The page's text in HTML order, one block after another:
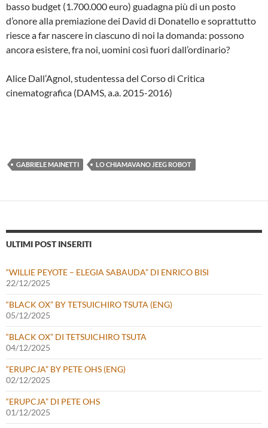
basso budget (1.700.000 euro) guadagna più di un posto
d’onore alla premiazione dei David di Donatello e soprattutto
riesce a far nascere in ciascuno di noi la domanda: possono
ancora esistere, fra noi, uomini così fuori dall’ordinario?
Alice Dall’Agnol, studentessa del Corso di Critica
cinematografica (DAMS, a.a. 2015-2016)
GABRIELE MAINETTI LO CHIAMAVANO JEEG ROBOT
ULTIMI POST INSERITI
“WILLIE PEYOTE – ELEGIA SABAUDA” DI ENRICO BISI
22/12/2025
“BLACK OX” BY TETSUICHIRO TSUTA (ENG)
05/12/2025
“BLACK OX” DI TETSUICHIRO TSUTA
04/12/2025
“ERUPCJA” BY PETE OHS (ENG)
02/12/2025
“ERUPCJA” DI PETE OHS
01/12/2025